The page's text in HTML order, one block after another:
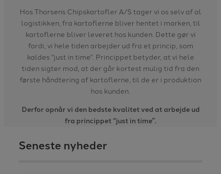
Hos Thorsens Chipskartofler A/S tager vi os selv af al
logistikken, fra kartoflerne bliver hentet i marken, til
kartoflerne bliver leveret hos kunden. Dette gør vi
fordi, vi hele tiden arbejder ud fra et princip, som
kaldes “just in time”. Princippet betyder, at vi hele
tiden sigter mod, at der går kortest mulig tid fra den
første håndtering af kartoflerne, til de er i produktion
hos kunden.
Derfor opnår vi den bedste kvalitet ved at arbejde ud
fra princippet “just in time”.
Seneste nyheder